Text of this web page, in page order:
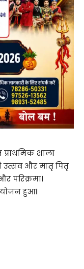
शाला
उत्सव और मातृ पितृ
परिक्रमा।
हुआ।